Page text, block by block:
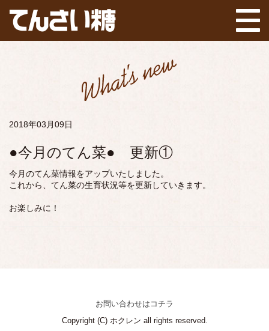
2018年03月09日
●今月のてん菜● 更新①
今月のてん菜情報をアップいたしました。
これから、てん菜の生育状況等を更新していきます。
お楽しみに！
お問い合わせはコチラ
Copyright (C) ホクレン all rights reserved.